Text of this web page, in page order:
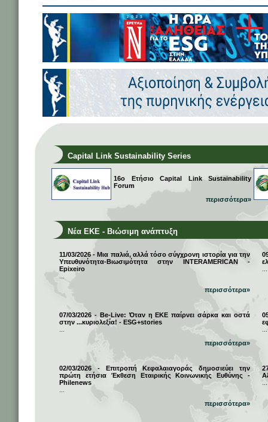
Capital Link Sustainability Series
16ο Ετήσιο Capital Link Sustainability
Forum
περισσότερα»
Νέα ΕΚΕ - Βιώσιμη ανάπτυξη
11/03/2026 - Μια παλιά, αλλά τόσο σύγχρονη ιστορία για την
Υπευθυνότητα-Βιωσιμότητα στην INTERAMERICAN -
Epixeiro
περισσότερα»
07/03/2026 - Be-Live: Όταν η ΕΚΕ παίρνει σάρκα και οστά
στην ...κυριολεξία! - ESG+stories
περισσότερα»
02/03/2026 - Επιτροπή Κεφαλαιαγοράς δημοσιεύει την
πρώτη ετήσια Έκθεση Εταιρικής Κοινωνικής Ευθύνης -
Philenews
περισσότερα»